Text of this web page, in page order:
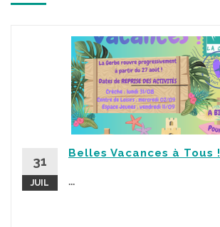
31
JUIL
Belles Vacances à Tous !